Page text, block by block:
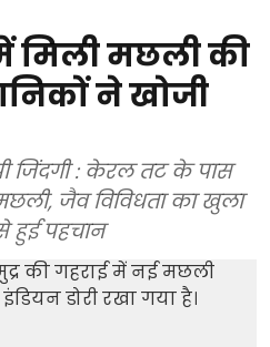
मिली मछली की
ने खोजी
जिंदगी : केरल तट के पास
जैव विविधता का खुला
हुई पहचान